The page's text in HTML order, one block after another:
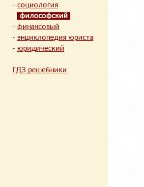
- социология
-
философский
- финансовый
- энциклопедия юриста
- юридический
ГДЗ решебники